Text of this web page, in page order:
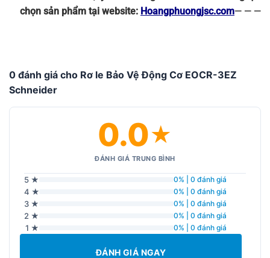
chọn sản phẩm tại website: Hoangphuongjsc.com— — —
0 đánh giá cho Rơ le Bảo Vệ Động Cơ EOCR-3EZ
Schneider
0.0★
ĐÁNH GIÁ TRUNG BÌNH
5 ★ 0% | 0 đánh giá
4 ★ 0% | 0 đánh giá
3 ★ 0% | 0 đánh giá
2 ★ 0% | 0 đánh giá
1 ★ 0% | 0 đánh giá
ĐÁNH GIÁ NGAY